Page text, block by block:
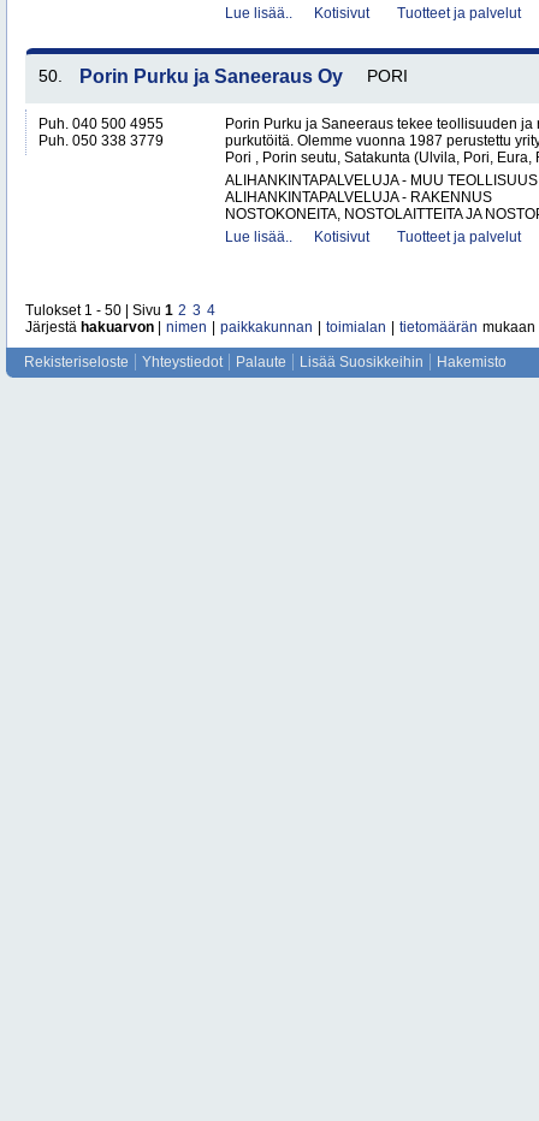
Lue lisää..
Kotisivut Tuotteet ja palvelut
50. Porin Purku ja Saneeraus Oy PORI
Puh. 040 500 4955
Puh. 050 338 3779
Porin Purku ja Saneeraus tekee teollisuuden
purkutöitä. Olemme vuonna 1987 perustettu
Pori , Porin seutu, Satakunta (Ulvila, Pori, Eura,
ALIHANKINTAPALVELUJA - MUU TEOLLISUUS
ALIHANKINTAPALVELUJA - RAKENNUS
NOSTOKONEITA, NOSTOLAITTEITA JA
Lue lisää..
Kotisivut Tuotteet ja palvelut
Tulokset 1 - 50 | Sivu 1 2 3 4
Järjestä hakuarvon nimen paikkakunnan toimialan tietomäärän mukaan
Rekisteriseloste Yhteystiedot Palaute Lisää Suosikkeihin Hakemisto